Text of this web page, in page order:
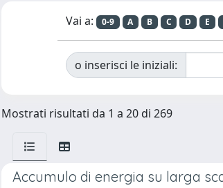
Vai a: 0-9 A B C D E
o inserisci le iniziali:
Mostrati risultati da 1 a 20 di 269
Accumulo di energia su larga